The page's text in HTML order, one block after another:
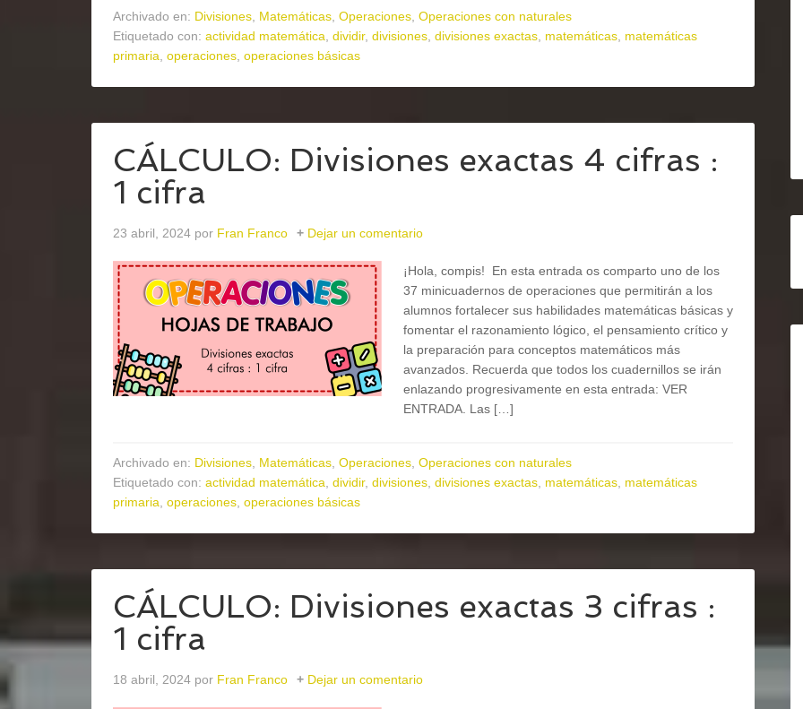
Archivado en: Divisiones Matemáticas Operaciones Operaciones con naturales
Etiquetado con: actividad matemática dividir, divisiones divisiones exactas matemáticas matemáticas
primaria operaciones operaciones básicas
CÁLCULO: Divisiones exactas 4 cifras :
1 cifra
23 abril, 2024 por Fran Franco Dejar un comentario
¡Hola, compis! En esta entrada os comparto uno de los
37 minicuadernos de operaciones que permitirán a los
alumnos fortalecer sus habilidades matemáticas básicas y
fomentar el razonamiento lógico, el pensamiento crítico y
la preparación para conceptos matemáticos más
avanzados. Recuerda que todos los cuadernillos se irán
enlazando progresivamente en esta entrada: VER
ENTRADA. Las […]
Archivado en: Divisiones Matemáticas Operaciones Operaciones con naturales
Etiquetado con: actividad matemática dividir, divisiones divisiones exactas matemáticas matemáticas
primaria operaciones operaciones básicas
CÁLCULO: Divisiones exactas 3 cifras :
1 cifra
18 abril, 2024 por Fran Franco Dejar un comentario